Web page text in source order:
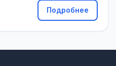
Подробнее